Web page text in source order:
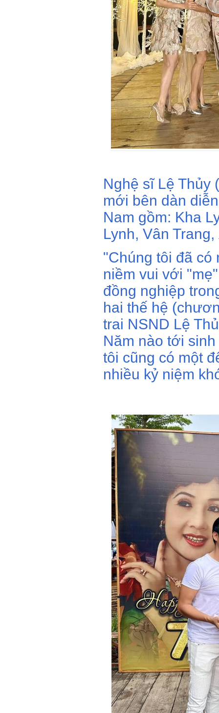
Nghệ sĩ Lệ Thủy
mới bên dàn
Nam gồm: Kha
Lynh, Vân
"Chúng tôi đã có
niềm vui với
đồng nghiệp
hai thế hệ
trai NSND Lệ
Năm nào tới
tôi cũng có một
nhiều kỷ niệm